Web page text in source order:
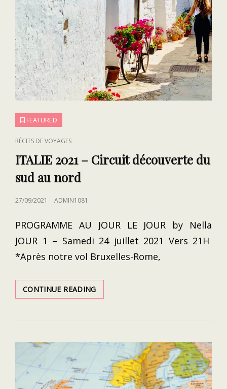
FEATURED
CAT
LINKS
RÉCITS DE VOYAGES
ITALIE 2021 – Circuit découverte du
sud au nord
POSTED
27/09/2021 ADMIN1081
PROGRAMME AU JOUR LE JOUR by Nella
JOUR 1 – Samedi 24 juillet 2021 Vers 21H
*Après notre vol Bruxelles-Rome,
CONTINUE READINGITALIE
2021
DU
NORD